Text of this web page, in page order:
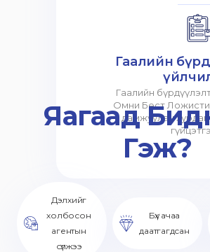
Гаалийн
Гаалийн
Омни Бест
дамжуулан
Яагаад
Гэж?
Дэлхийг
холбосон
агентын
сүлжээ
Бүх ачаа
даатгагдсан